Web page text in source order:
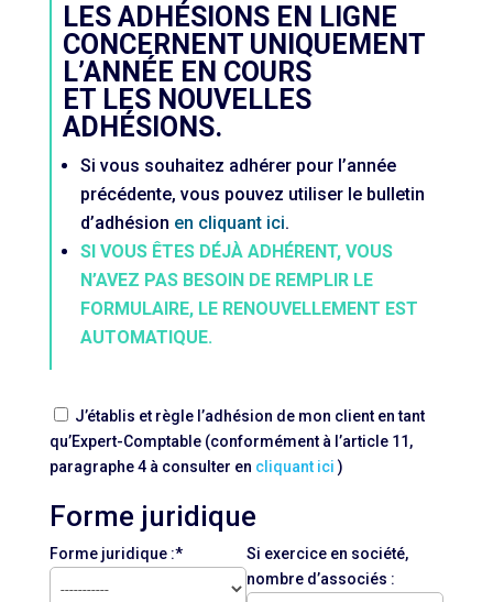
LES ADHÉSIONS EN LIGNE
CONCERNENT UNIQUEMENT
L’ANNÉE EN COURS
ET LES NOUVELLES
ADHÉSIONS.
Si vous souhaitez adhérer pour l’année
précédente, vous pouvez utiliser le bulletin
d’adhésion en cliquant ici.
SI VOUS ÊTES DÉJÀ ADHÉRENT, VOUS
N’AVEZ PAS BESOIN DE REMPLIR LE
FORMULAIRE, LE RENOUVELLEMENT EST
AUTOMATIQUE.
J’établis et règle l’adhésion de mon client en tant
qu’Expert-Comptable (conformément à l’article 11,
paragraphe 4 à consulter en cliquant ici )
Forme juridique
Forme juridique :*
Si exercice en société,
nombre d’associés :